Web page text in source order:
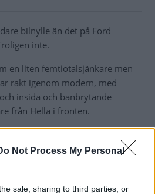
Not Process My Personal
sale, sharing to third parties, or
bilnylle än det på Ford
inte.
en liten femtiotalsjänkare men
rakt igenom modern, med
insida och banbrytande
från Hella i fronten.
kombimodellen fanns till och
var kombins baklampor